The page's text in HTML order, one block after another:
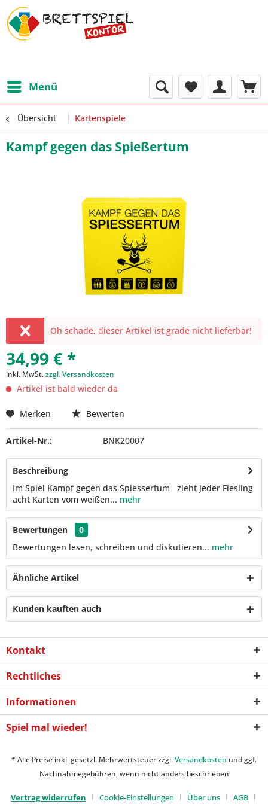
Menü
Übersicht Kartenspiele
Kampf gegen das Spießertum
Oh schade, dieser Artikel ist grade nicht lieferbar!
34,99 € *
inkl. MwSt.zzgl. Versandkosten
Artikel ist bald wieder da
Merken Bewerten
Artikel-Nr.: BNK20007
Beschreibung
Im Spiel Kampf gegen das Spiessertum zieht jeder Fiesling
acht Karten vom weißen... mehr
Bewertungen
0
Bewertungen lesen, schreiben und diskutieren... mehr
Ähnliche Artikel
Kunden kauften auch
Kontakt
Rechtliches
Informationen
Spiel mal wieder!
* Alle Preise inkl. gesetzl. Mehrwertsteuer zzgl.Versandkosten und ggf.
Nachnahmegebühren, wenn nicht anders beschrieben
Vertrag widerrufen Cookie-Einstellungen Über uns AGB